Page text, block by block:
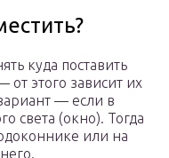
куда поставить
этого зависит их
— если в
света (окно). Тогда
или на